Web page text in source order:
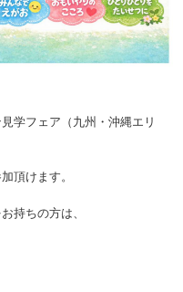
学フェア（九州・沖縄エリ
頂けます。
持ちの方は、